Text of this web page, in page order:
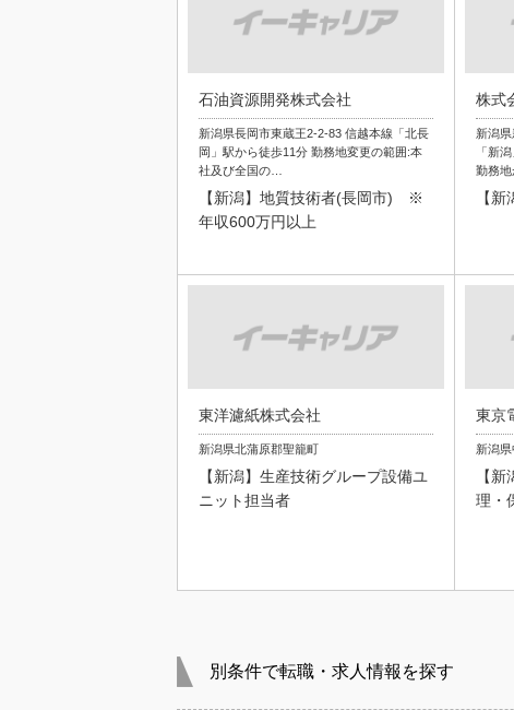
石油資源開発株式会社
新潟県長岡市東蔵王2-2-83 信越本線「北長
岡」駅から徒歩11分 勤務地変更の範囲:本
社及び全国の…
【新潟】地質技術者(長岡市) ※
年収600万円以上
株式
新潟
「新
勤務地
【
東洋濾紙株式会社
新潟県北蒲原郡聖籠町
【新潟】生産技術グループ設備ユ
ニット担当者
新潟
【
理・
別条件で転職・求人情報を探す